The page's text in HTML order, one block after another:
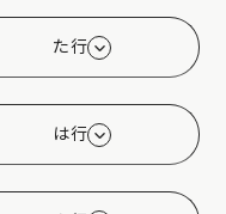
た行
は行